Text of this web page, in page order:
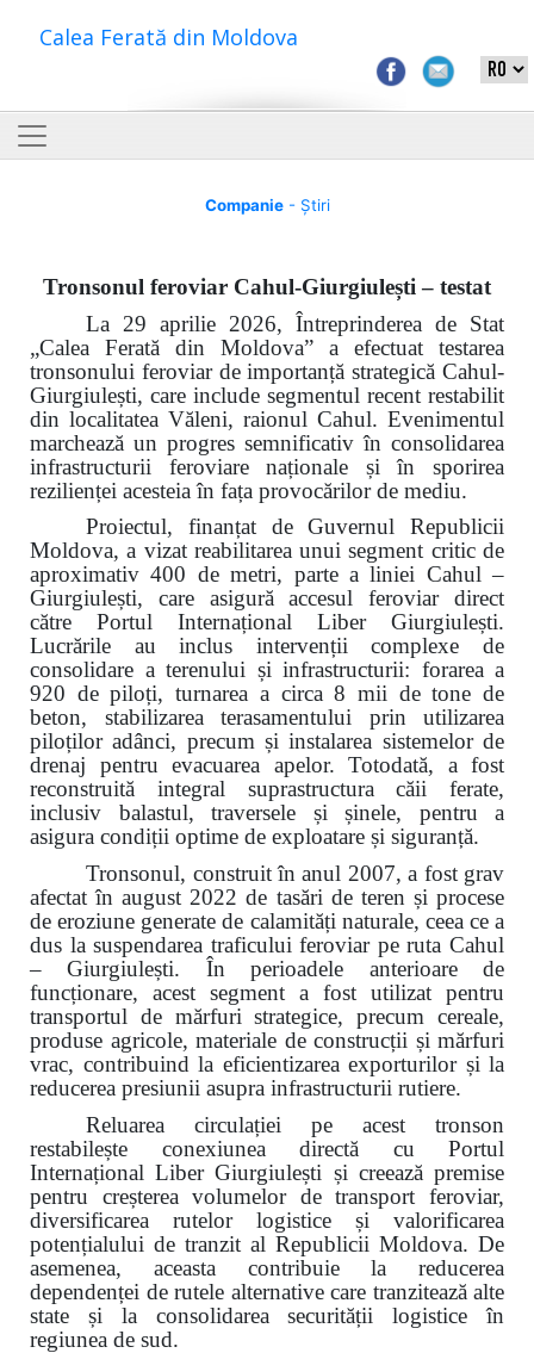
Calea Ferată din Moldova
Companie- Știri
Tronsonul feroviar Cahul-Giurgiulești – testat
La 29 aprilie 2026, Întreprinderea de Stat
„Calea Ferată din Moldova” a efectuat testarea
tronsonului feroviar de importanță strategică Cahul-
Giurgiulești, care include segmentul recent restabilit
din localitatea Văleni, raionul Cahul. Evenimentul
marchează un progres semnificativ în consolidarea
infrastructurii feroviare naționale și în sporirea
rezilienței acesteia în fața provocărilor de mediu.
Proiectul, finanțat de Guvernul Republicii
Moldova, a vizat reabilitarea unui segment critic de
aproximativ 400 de metri, parte a liniei Cahul –
Giurgiulești, care asigură accesul feroviar direct
către Portul Internațional Liber Giurgiulești.
Lucrările au inclus intervenții complexe de
consolidare a terenului și infrastructurii: forarea a
920 de piloți, turnarea a circa 8 mii de tone de
beton, stabilizarea terasamentului prin utilizarea
piloților adânci, precum și instalarea sistemelor de
drenaj pentru evacuarea apelor. Totodată, a fost
reconstruită integral suprastructura căii ferate,
inclusiv balastul, traversele și șinele, pentru a
asigura condiții optime de exploatare și siguranță.
Tronsonul, construit în anul 2007, a fost grav
afectat în august 2022 de tasări de teren și procese
de eroziune generate de calamități naturale, ceea ce a
dus la suspendarea traficului feroviar pe ruta Cahul
– Giurgiulești. În perioadele anterioare de
funcționare, acest segment a fost utilizat pentru
transportul de mărfuri strategice, precum cereale,
produse agricole, materiale de construcții și mărfuri
vrac, contribuind la eficientizarea exporturilor și la
reducerea presiunii asupra infrastructurii rutiere.
Reluarea circulației pe acest tronson
restabilește conexiunea directă cu Portul
Internațional Liber Giurgiulești și creează premise
pentru creșterea volumelor de transport feroviar,
diversificarea rutelor logistice și valorificarea
potențialului de tranzit al Republicii Moldova. De
asemenea, aceasta contribuie la reducerea
dependenței de rutele alternative care tranzitează alte
state și la consolidarea securității logistice în
regiunea de sud.